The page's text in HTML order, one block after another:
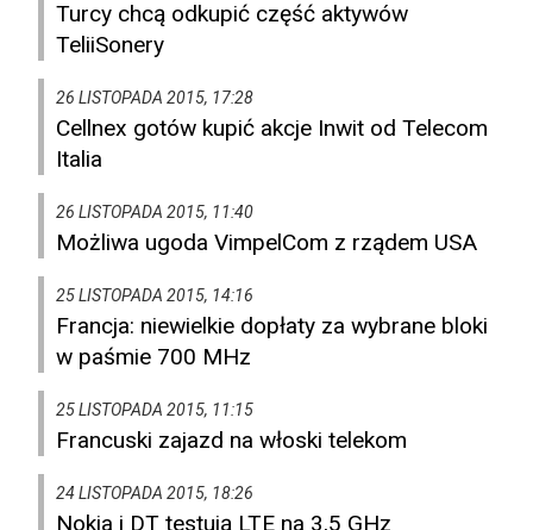
Turcy chcą odkupić część aktywów
TeliiSonery
26 LISTOPADA 2015, 17:28
Cellnex gotów kupić akcje Inwit od Telecom
Italia
26 LISTOPADA 2015, 11:40
Możliwa ugoda VimpelCom z rządem USA
25 LISTOPADA 2015, 14:16
Francja: niewielkie dopłaty za wybrane bloki
w paśmie 700 MHz
25 LISTOPADA 2015, 11:15
Francuski zajazd na włoski telekom
24 LISTOPADA 2015, 18:26
Nokia i DT testują LTE na 3,5 GHz